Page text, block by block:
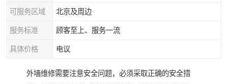
可服务区域 北京及周边
服务标准 顾客至上、服务一流
具体价格 电议
外墙维修需要注意安全问题，必须采取正确的安全措